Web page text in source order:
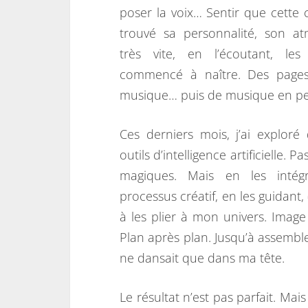
poser la voix… Sentir que cette
trouvé sa personnalité, son
très vite, en l’écoutant,
commencé à naître. Des
musique… puis de musique en
Ces derniers mois, j’ai exploré
outils d’intelligence artificielle.
magiques. Mais en les
processus créatif, en les
à les plier à mon univers.
Plan après plan. Jusqu’à
ne dansait que dans ma tête.
Le résultat n’est pas parfait.